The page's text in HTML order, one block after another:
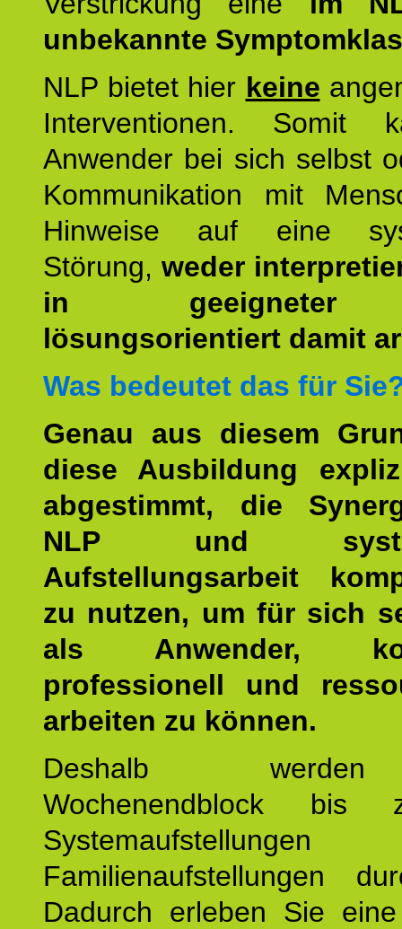
unbekannte
NLP bietet hier keine
Interventionen. Somit
Anwender bei sich selbst
Kommunikation mit
Hinweise auf eine
Störung, weder
in geeigneter
lösungsorientiert damit
Was bedeutet das für
Genau aus diesem
diese Ausbildung
abgestimmt, die
NLP und
Aufstellungsarbeit
zu nutzen, um für sich
als Anwender,
professionell und
arbeiten zu können.
Deshalb
Wochenendblock bis
Familienaufstellungen
Dadurch erleben Sie